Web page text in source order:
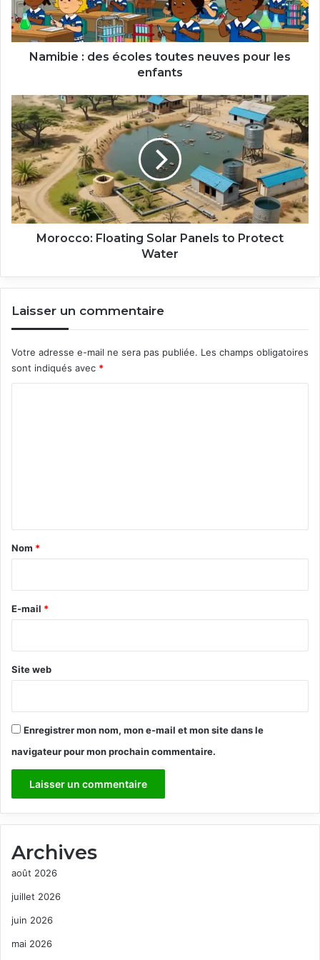
pour
les
enfants
Namibie : des écoles toutes neuves pour les
enfants
Morocco:
Floating
Solar
Panels
to
Protect
Water
Morocco: Floating Solar Panels to Protect
Water
Laisser un commentaire
Votre adresse e-mail ne sera pas publiée. Les champs obligatoires
sont indiqués avec *
a
e
Nom *
E-mail *
Site web
Enregistrer mon nom, mon e-mail et mon site dans le
navigateur pour mon prochain commentaire.
Archives
août 2026
juillet 2026
juin 2026
mai 2026